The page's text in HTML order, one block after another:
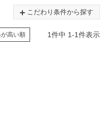
こだわり条件から探す
高い順 1件中 1-1件表示